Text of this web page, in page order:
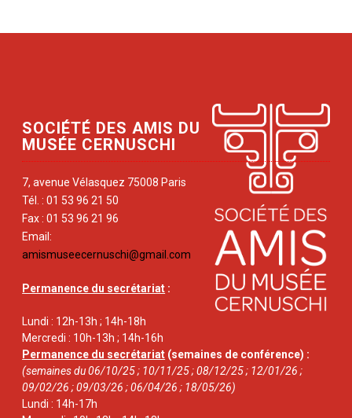
SOCIÉTÉ DES AMIS DU
MUSÉE CERNUSCHI
7, avenue Vélasquez 75008 Paris
Tél. : 01 53 96 21 50
Fax : 01 53 96 21 96
Email:
amismuseecernuschi@gmail.com
Permanence du secrétariat :
Lundi : 12h-13h ; 14h-18h
Mercredi : 10h-13h ; 14h-16h
Permanence du secrétariat (semaines de conférence) :
(semaines du 06/10/25 ; 10/11/25 ; 08/12/25 ; 12/01/26 ;
09/02/26 ; 09/03/26 ; 06/04/26 ; 18/05/26)
Lundi : 14h-17h